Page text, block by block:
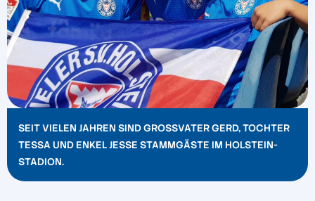
SEIT VIELEN JAHREN SIND GROSSVATER GERD, TOCHTER T
ESSA UND ENKEL JESSE STAMMGÄSTE IM HOLSTEIN-S
TADION .